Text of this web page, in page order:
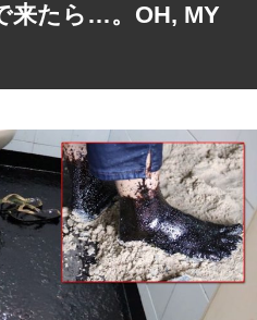
来たら…。OH, MY